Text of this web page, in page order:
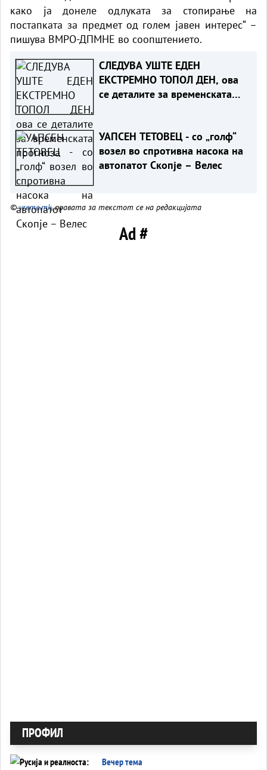
како ја донеле одлуката за стопирање на
постапката за предмет од голем јавен интерес“ –
пишува ВМРО-ДПМНЕ во соопштението.
СЛЕДУВА УШТЕ ЕДЕН
ЕКСТРЕМНО ТОПОЛ ДЕН, ова
се деталите за временската
УАПСЕН ТЕТОВЕЦ - со „голф“
возел во спротивна насока на
автопатот Скопје – Велес
©vreme.mk, правата за текстот се на редакцијата
Ad #
ПРОФИЛ
Вечер тема